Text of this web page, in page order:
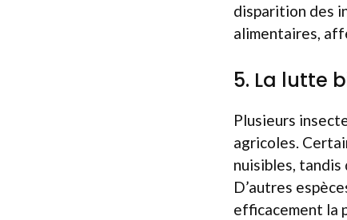
disparition des
alimentaires,
5. La lutte
Plusieurs
agricoles.
nuisibles, tandis
D’autres
efficacement la